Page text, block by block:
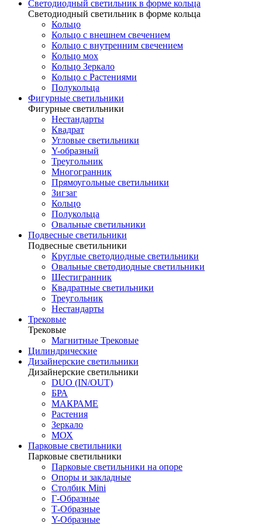
Светодиодный светильник в форме кольца
Светодиодный светильник в форме кольца
Кольцо
Кольцо с внешнем свечением
Кольцо с внутренним свечением
Кольцо мох
Кольцо Зеркало
Кольцо с Растениями
Полукольца
Фигурные светильники
Фигурные светильники
Нестандарты
Квадрат
Угловые светильники
Y-образный
Треугольник
Многогранник
Прямоугольные светильники
Зигзаг
Кольцо
Полукольца
Овальные светильники
Подвесные светильники
Подвесные светильники
Круглые светодиодные светильники
Овальные светодиодные светильники
Шестигранник
Квадратные светильники
Треугольник
Нестандарты
Трековые
Трековые
Магнитные Трековые
Цилиндрические
Дизайнерские светильники
Дизайнерские светильники
DUO (IN/OUT)
БРА
МАКРАМЕ
Растения
Зеркало
МОХ
Парковые светильники
Парковые светильники
Парковые светильники на опоре
Опоры и закладные
Столбик Mini
Г-Образные
Т-Образные
Y-Образные